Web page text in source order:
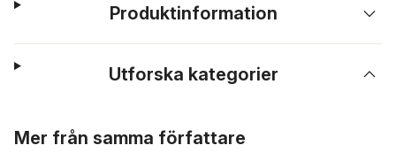
Produktinformation
Utforska kategorier
Mer från samma författare